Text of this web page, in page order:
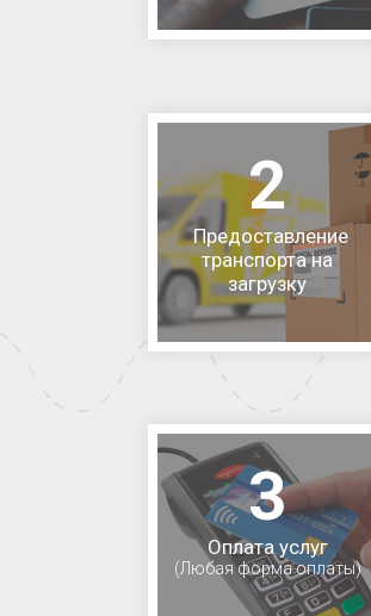
2
Предоставление
транспорта на
загрузку
3
Оплата услуг
(Любая форма оплаты)